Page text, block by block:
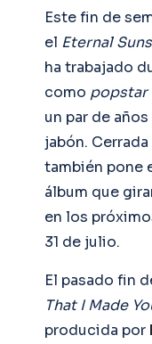
Este fin de
el Eternal
ha trabajado
como popstar
un par de
jabón. Cerrada
también pone
álbum que
en los
31 de julio.
El pasado fin
That I Made
producida por